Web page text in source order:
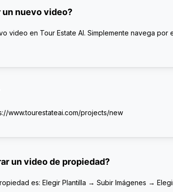
un nuevo video?
video en Tour Estate AI. Simplemente navega por
www.tourestateai.com/projects/new
un video de propiedad?
es: Elegir Plantilla → Subir Imágenes →